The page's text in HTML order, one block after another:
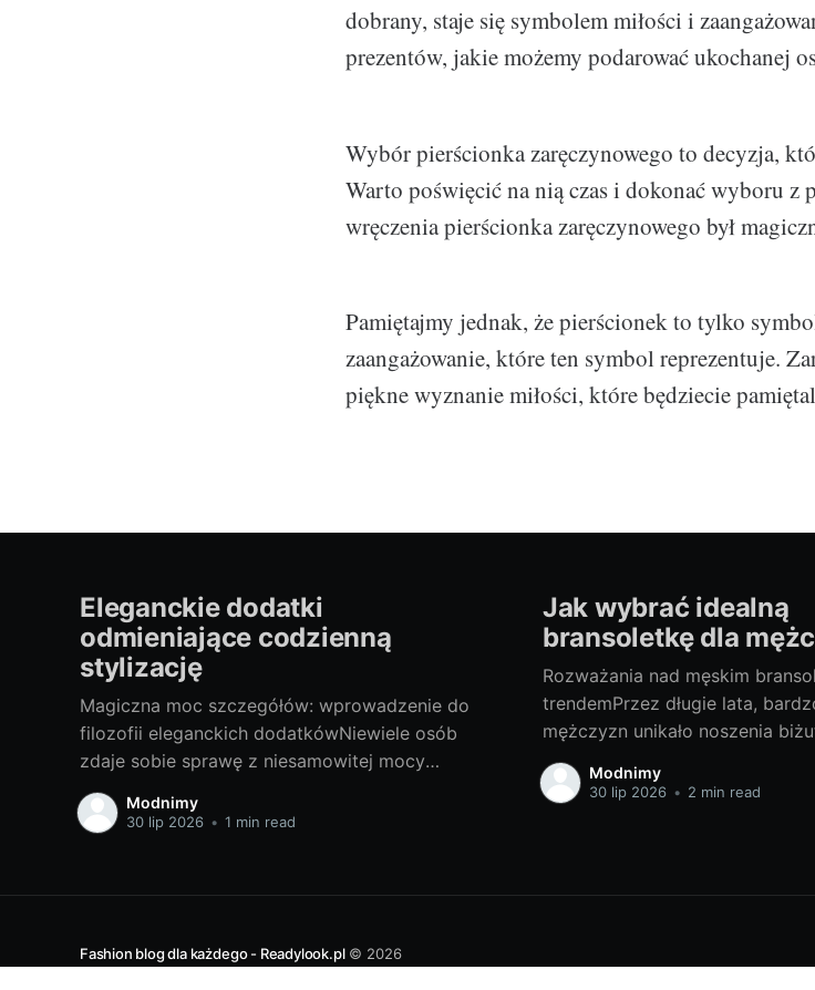
dobrany, staje się symbolem miłości i
prezentów, jakie możemy podarować ukochanej
Wybór pierścionka zaręczynowego to decyzja,
Warto poświęcić na nią czas i dokonać wyboru z
wręczenia pierścionka zaręczynowego był
Pamiętajmy jednak, że pierścionek to tylko
zaangażowanie, które ten symbol reprezentuje.
piękne wyznanie miłości, które będziecie
Eleganckie dodatki
odmieniające codzienną
stylizację
Magiczna moc szczegółów: wprowadzenie do
filozofii eleganckich dodatkówNiewiele osób
zdaje sobie sprawę z niesamowitej mocy
drobnych dodatków, jakie oferuje moda.
Czasem odpowiednio dobrany element,
codzienną stylizację. Elegancki dodatek, tak jak
całkiem
Modnimy
30 lip 2026 • 1 min read
Jak wybrać idealną
bransoletkę dla
Rozważania nad męskim
trendemPrzez długie lata,
mężczyzn unikało noszenia
za atrybut kobiecości. Na
stereotyp powoli zanika, a
stanowi doskonałe dopełnienie
Modnimy
30 lip 2026 • 2 min read
Fashion blog dla każdego - Readylook.pl© 2026